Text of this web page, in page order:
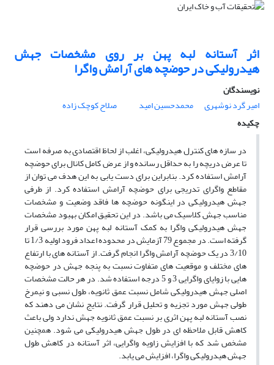
اثر آستانه لبه پهن بر روی مشخصات جهش
هیدرولیکی در حوضچه های آرامش واگرا
نویسندگان
امیر گرد نوشهری
محمدحسین امید
صلاح کوچک زاده
چکیده
در سازه های کنترل هیدرولیکی، اغلب از لحاظ اقتصادی به صرفه است
تا عرض دریچه را به حداقل رسانده و از عرض کامل کانال برای حوضچه
آرامش استفاده کرد. بنابراین برای دست یابی به این هدف می توان از
مقاطع واگرای تدریجی برای حوضچه آرامش استفاده کرد. از طرفی
جهش هیدرولیکی در اینگونه حوضچه ها فاقد وضعیت و مشخصات
مناسب جهش کلاسیک می باشد. در این تحقیق امکان بهبود مشخصات
جهش هیدرولیکی واگرا به کمک آستانه لبه پهن مورد بررسی قرار
گرفته است. در مجموع 79 آزمایش در محدوده اعداد فرود اولیه 1/3 تا
3/10 در یک حوضچه آرامش واگرا انجام گرفت. از آستانه های با ارتفاع
های مختلف و موقعیت های متفاوت نسبت به پنجه جهش در حوضچه
هایی با زوایای واگرایی 3 و 5 درجه استفاده شد. در هر حالت مشخصات
اصلی جهش هیدرولیکی شامل نسبت عمق ثانویه، طول نسبی و نیمرخ
طولی جهش مورد تجزیه و تحلیل قرار گرفت. نتایج نشان می دهند که
نصب آستانه لبه پهن اثری بر نسبت عمق ثانویه جهش ندارد ولی باعث
کاهش قابل ملاحظه ای در طول جهش هیدرولیکی می شود. همچنین
مشخص شد که با افزایش زاویه واگرایی، اثر آستانه در کاهش طول
جهش هیدرولیکی واگرا، افزایش می یابد.